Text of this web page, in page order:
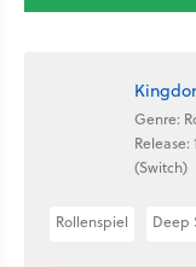
Genre:
Release:
(Switch)
Rollenspiel Deep